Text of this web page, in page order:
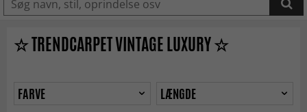
LAGT I INDKØBSKURVEN.
☆ TRENDCARPET VINTAGE LUXURY ☆
FARVE
LÆNGDE